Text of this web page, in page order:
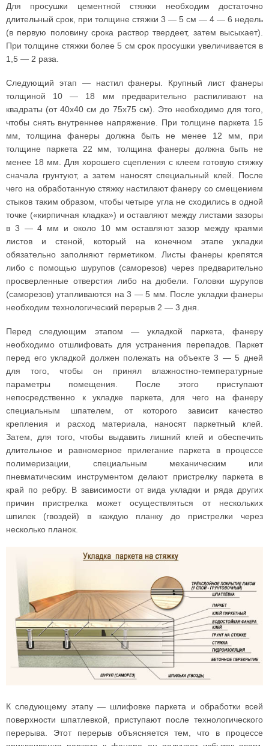
Для просушки цементной стяжки необходим достаточно
длительный срок, при толщине стяжки 3 — 5 см — 4 — 6 недель
(в первую половину срока раствор твердеет, затем высыхает).
При толщине стяжки более 5 см срок просушки увеличивается в
1,5 — 2 раза.
Следующий этап — настил фанеры. Крупный лист фанеры
толщиной 10 — 18 мм предварительно распиливают на
квадраты (от 40х40 см до 75х75 см). Это необходимо для того,
чтобы снять внутреннее напряжение. При толщине паркета 15
мм, толщина фанеры должна быть не менее 12 мм, при
толщине паркета 22 мм, толщина фанеры должна быть не
менее 18 мм. Для хорошего сцепления с клеем готовую стяжку
сначала грунтуют, а затем наносят специальный клей. После
чего на обработанную стяжку настилают фанеру со смещением
стыков таким образом, чтобы четыре угла не сходились в одной
точке («кирпичная кладка») и оставляют между листами зазоры
в 3 — 4 мм и около 10 мм оставляют зазор между краями
листов и стеной, который на конечном этапе укладки
обязательно заполняют герметиком. Листы фанеры крепятся
либо с помощью шурупов (саморезов) через предварительно
просверленные отверстия либо на дюбели. Головки шурупов
(саморезов) утапливаются на 3 — 5 мм. После укладки фанеры
необходим технологический перерыв 2 — 3 дня.
Перед следующим этапом — укладкой паркета, фанеру
необходимо отшлифовать для устранения перепадов. Паркет
перед его укладкой должен полежать на объекте 3 — 5 дней
для того, чтобы он принял влажностно-температурные
параметры помещения. После этого приступают
непосредственно к укладке паркета, для чего на фанеру
специальным шпателем, от которого зависит качество
крепления и расход материала, наносят паркетный клей.
Затем, для того, чтобы выдавить лишний клей и обеспечить
длительное и равномерное прилегание паркета в процессе
полимеризации, специальным механическим или
пневматическим инструментом делают пристрелку паркета в
край по ребру. В зависимости от вида укладки и ряда других
причин пристрелка может осуществляться от нескольких
шпилек (гвоздей) в каждую планку до пристрелки через
несколько планок.
К следующему этапу — шлифовке паркета и обработки всей
поверхности шпатлевкой, приступают после технологического
перерыва. Этот перерыв объясняется тем, что в процессе